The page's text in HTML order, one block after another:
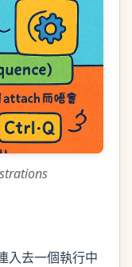
入去一個執行中